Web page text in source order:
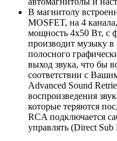
В магнитолу
MOSFET, на 4
мощность 4х50 Вт, с
производит музыку
полосного
выход звука, что бы
соответствии с
Advanced Sound
воспроизведения
которые теряются
RCA подключается
управлять (Direct Sub